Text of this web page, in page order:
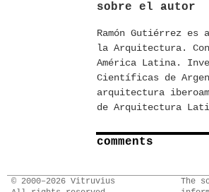
sobre el autor
Ramón Gutiérrez
la Arquitectura.
América Latina.
Científicas de
arquitectura
de Arquitectura
comments
© 2000–2026 Vitruvius
The